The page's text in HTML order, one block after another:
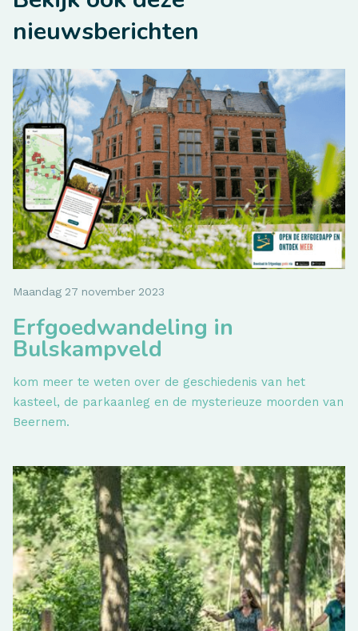
nieuwsberichten
Maandag 27 november 2023
Erfgoedwandeling in
Bulskampveld
kom meer te weten over de geschiedenis van het
kasteel, de parkaanleg en de mysterieuze moorden van
Beernem.